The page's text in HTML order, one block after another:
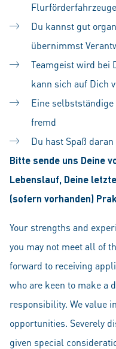
Du kannst gut
übernimmst
Teamgeist wird bei
kann sich auf Dich
Eine
fremd
Du hast Spaß
Bitte sende uns Deine
Lebenslauf, Deine
(sofern vorhanden)
Your strengths and
you may not meet all of
forward to receiving
who are keen to make a
responsibility. We value
opportunities. Severely
given special